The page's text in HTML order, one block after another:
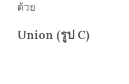
ด้วย
Union (รูป C)